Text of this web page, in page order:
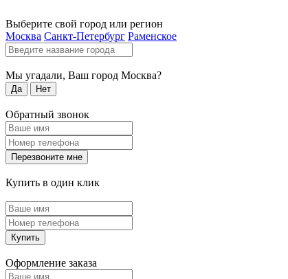
Выберите свой город или регион
Москва Санкт-Петербург Раменское
Мы угадали, Ваш город Москва?
Да Нет
Обратный звонок
Перезвоните мне
Купить в один клик
Купить
Оформление заказа